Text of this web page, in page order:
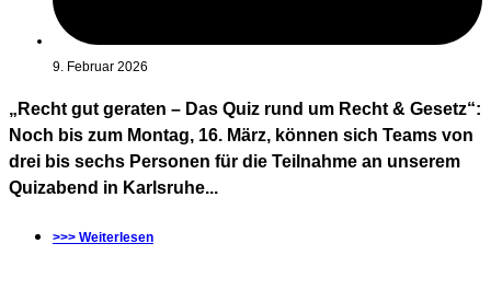
9. Februar 2026
„Recht gut geraten – Das Quiz rund um Recht & Gesetz“:
Noch bis zum Montag, 16. März, können sich Teams von
drei bis sechs Personen für die Teilnahme an unserem
Quizabend in Karlsruhe...
>>> Weiterlesen